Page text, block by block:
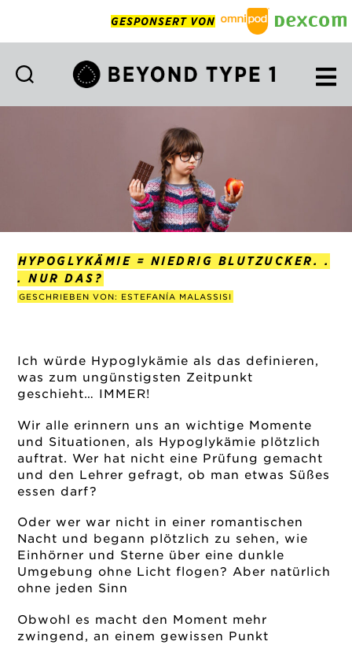
GESPONSERT VON
1
Deutsch
HYPOGLYKÄMIE = NIEDRIG BLUTZUCKER. .
. NUR DAS?
GESCHRIEBEN VON: ESTEFANÍA MALASSISI
Ich würde Hypoglykämie als das definieren,
was zum ungünstigsten Zeitpunkt
geschieht… IMMER!
Wir alle erinnern uns an wichtige Momente
und Situationen, als Hypoglykämie plötzlich
auftrat. Wer hat nicht eine Prüfung gemacht
und den Lehrer gefragt, ob man etwas Süßes
essen darf?
Oder wer war nicht in einer romantischen
Nacht und begann plötzlich zu sehen, wie
Einhörner und Sterne über eine dunkle
Umgebung ohne Licht flogen? Aber natürlich
ohne jeden Sinn
Obwohl es macht den Moment mehr
zwingend, an einem gewissen Punkt